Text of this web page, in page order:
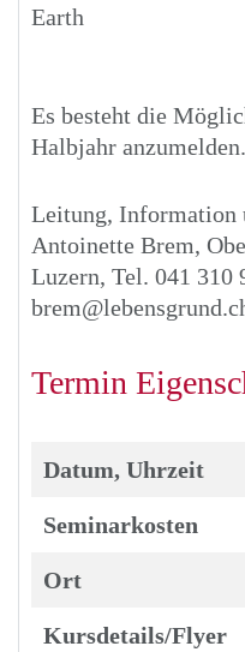
Earth
Es besteht die
Halbjahr anzumelden.
Leitung, Information
Antoinette Brem,
Luzern, Tel. 041 310
Termin
Datum, Uhrzeit
Seminarkosten
Ort
Kursdetails/Flyer